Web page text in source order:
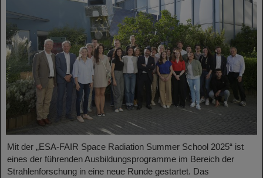
Mit der „ESA-FAIR Space Radiation Summer School 2025“ ist
eines der führenden Ausbildungsprogramme im Bereich der
Strahlenforschung in eine neue Runde gestartet. Das